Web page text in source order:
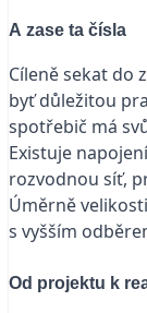
A zase ta čísla
Cíleně sekat do
byť důležitou
spotřebič má
Existuje
rozvodnou síť,
Úměrně
s vyšším
Od projektu k